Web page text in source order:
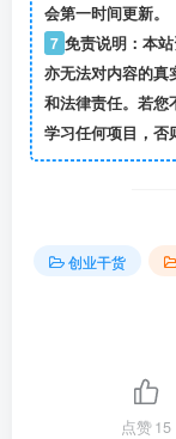
会第一时间更新。
7 免责说明：本
亦无法对内容的真
和法律责任。若您
学习任何项目，否
创业干货
点赞15